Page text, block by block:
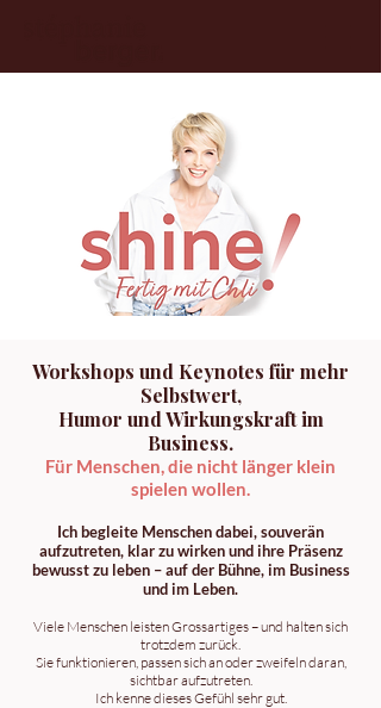
Workshops und Keynotes für mehr
Selbstwert,
Humor und Wirkungskraft im
Business.
Für Menschen, die nicht länger klein
spielen wollen.
Ich begleite Menschen dabei, souverän
aufzutreten, klar zu wirken und ihre Präsenz
bewusst zu leben – auf der Bühne, im Business
und im Leben.
Viele Menschen leisten Grossartiges – und halten sich
trotzdem zurück.
Sie funktionieren, passen sich an oder zweifeln daran,
sichtbar aufzutreten.
Ich kenne dieses Gefühl sehr gut.